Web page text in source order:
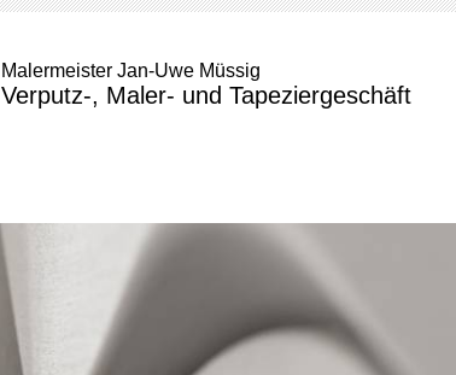
Malermeister Jan-Uwe Müssig
Verputz-, Maler- und Tapeziergeschäft